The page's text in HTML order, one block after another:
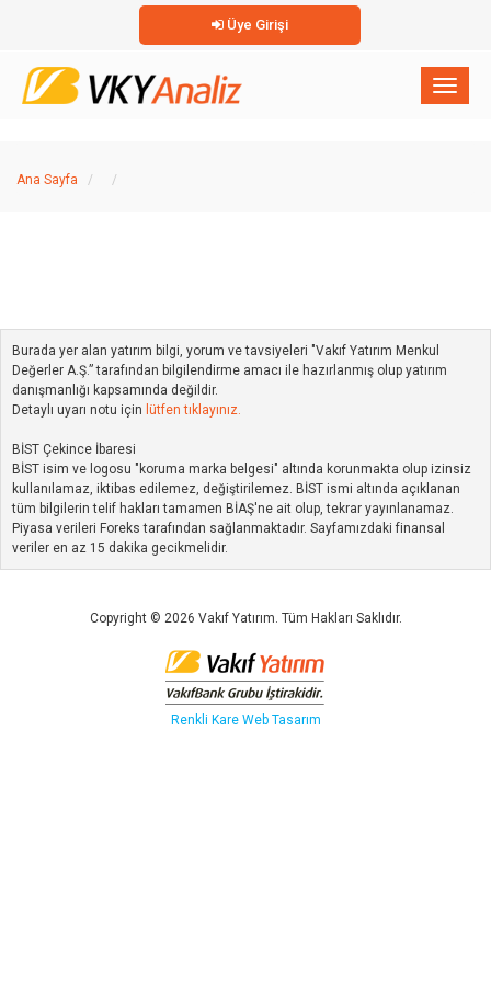
Üye Girişi
×
Ana Sayfa
Burada yer alan yatırım bilgi, yorum ve tavsiyeleri "Vakıf Yatırım Menkul
Değerler A.Ş.” tarafından bilgilendirme amacı ile hazırlanmış olup yatırım
danışmanlığı kapsamında değildir.
Detaylı uyarı notu için lütfen tıklayınız.
BİST Çekince İbaresi
BİST isim ve logosu "koruma marka belgesi" altında korunmakta olup izinsiz
kullanılamaz, iktibas edilemez, değiştirilemez. BİST ismi altında açıklanan
tüm bilgilerin telif hakları tamamen BİAŞ'ne ait olup, tekrar yayınlanamaz.
Piyasa verileri Foreks tarafından sağlanmaktadır. Sayfamızdaki finansal
veriler en az 15 dakika gecikmelidir.
Copyright © 2026 Vakıf Yatırım. Tüm Hakları Saklıdır.
Renkli Kare Web Tasarım